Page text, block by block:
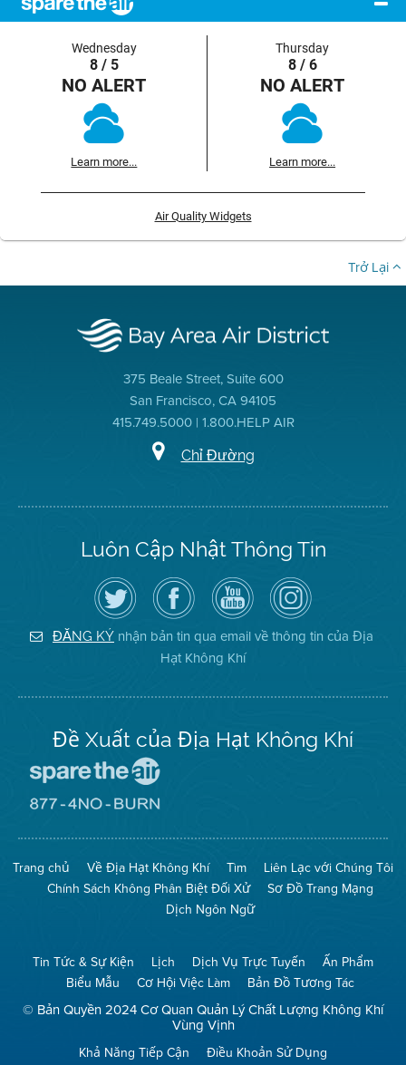
Wednesday
8 / 5
NO ALERT
Learn more...
Thursday
8 / 6
NO ALERT
Learn more...
Air Quality Widgets
Trở Lại
375 Beale Street, Suite 600
San Francisco, CA 94105
415.749.5000 | 1.800.HELP AIR
Chỉ Đường
Luôn Cập Nhật Thông Tin
Hãy
theo
dõi
Địa
Hạt
Không
Truy
cập
Trang
Facebook
của
Địa
Hạt
Kênh
YouTube
của
Địa
Hạt
Không
Khí
Air
District
on
Instagram
ĐĂNG KÝ nhận bản tin qua email về thông tin của Địa
Hạt Không Khí
Đề Xuất của Địa Hạt Không Khí
The
(Bảo
Toàn
Không
Khí)
Mạng
No
Burn
(Không
Đốt)
Trang chủ Về Địa Hạt Không Khí Tìm
Liên Lạc với Chúng Tôi
Chính Sách Không Phân Biệt Đối Xử
Sơ Đồ Trang Mạng
Dịch Ngôn Ngữ
Tin Tức & Sự Kiện Lịch Dịch Vụ Trực Tuyến
Ấn Phẩm
Biểu Mẫu
Cơ Hội Việc Làm Bản Đồ Tương Tác
© Bản Quyền 2024 Cơ Quan Quản Lý Chất Lượng Không Khí
Vùng Vịnh
Khả Năng Tiếp Cận
Điều Khoản Sử Dụng